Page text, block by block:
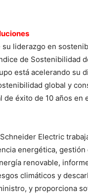
su liderazgo en
de Sostenibilidad
está acelerando su
global y
de éxito de 10 años en
Electric
energética, gestión
renovable,
climáticos y
y proporciona